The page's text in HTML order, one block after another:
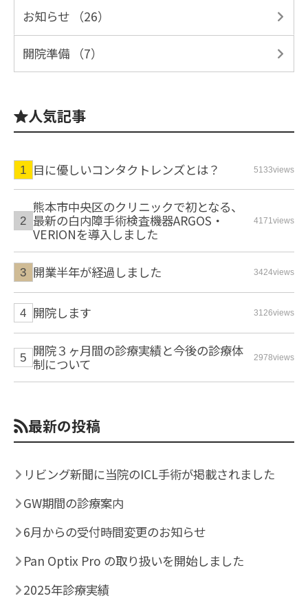
お知らせ （26）
開院準備 （7）
人気記事
目に優しいコンタクトレンズとは？ 5133views
熊本市中央区のクリニックで初となる、
最新の白内障手術検査機器ARGOS・
VERIONを導入しました
4171views
開業半年が経過しました 3424views
開院します 3126views
開院３ヶ月間の診療実績と今後の診療体
制について
2978views
最新の投稿
リビング新聞に当院のICL手術が掲載されました
GW期間の診療案内
6月からの受付時間変更のお知らせ
Pan Optix Pro の取り扱いを開始しました
2025年診療実績